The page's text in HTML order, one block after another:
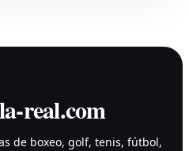
real.com
de boxeo, golf, tenis, fútbol,